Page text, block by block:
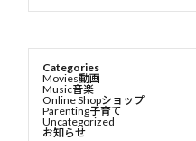
Categories
Movies動画
Music音楽
Online Shopショップ
Parenting子育て
Uncategorized
お知らせ